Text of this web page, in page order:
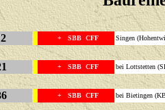
+ SBB CFF Singen
+ SBB CFF bei Lottstetten
+ SBB CFF bei Bietingen